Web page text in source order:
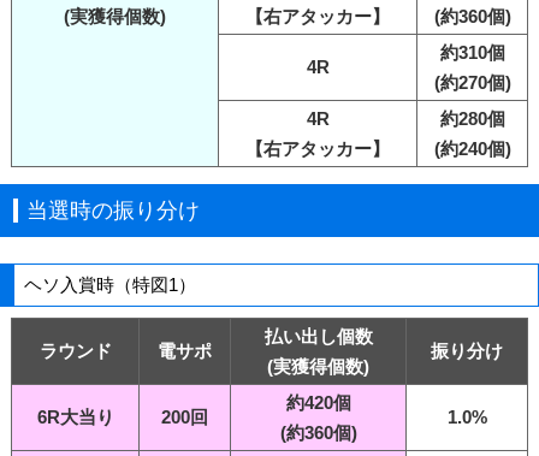
(実獲得個数)
【右アタッカー】
(約360個)
4R
約310個
(約270個)
4R
【右アタッカー】
約280個
(約240個)
当選時の振り分け
ヘソ入賞時（特図1）
ラウンド 電サポ
払い出し個数
(実獲得個数)
振り分け
6R大当り 200回
約420個
(約360個)
1.0%